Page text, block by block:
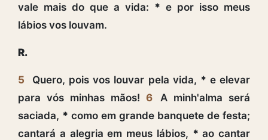
vale mais do que a vida: * e por isso meus
lábios vos louvam.
R.
5 Quero, pois vos louvar pela vida, * e elevar
para vós minhas mãos! 6
A minh'alma será
saciada, * como em grande banquete de festa;
cantará a alegria em meus lábios, * ao cantar